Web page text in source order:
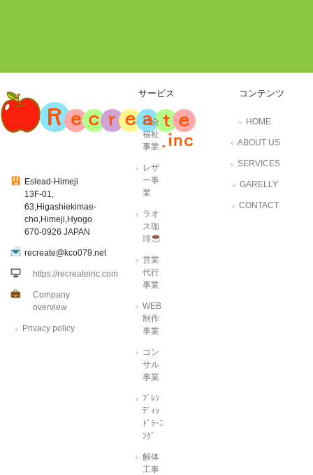
Eslead-Himeji
13F-01,
63,Higashiekimae-
cho,Himeji,Hyogo
670-0926 JAPAN
recreate@kco079.net
https://recreateinc.com
Company
overview
Privacy policy
サービス
社会
福祉
事業
レザ
ー事
業
ラオ
ス珈
琲
営業
代行
事業
WEB
制作
事業
コン
サル
事業
ﾌﾞﾚﾝ
ﾃﾞｨｯ
ﾄﾞﾗｰﾆ
ﾝｸﾞ
解体
工事
コンテンツ
HOME
ABOUT US
SERVICES
GARELLY
CONTACT